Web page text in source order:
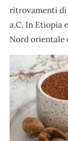
ritrovamenti di
a.C. In Etiopia
Nord orientale